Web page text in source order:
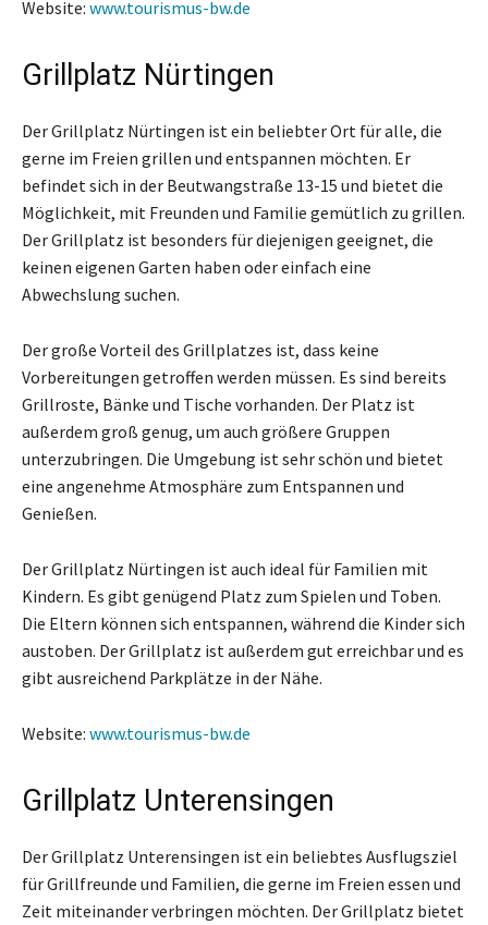
Website: www.tourismus-bw.de
Grillplatz Nürtingen
Der Grillplatz Nürtingen ist ein beliebter Ort für alle, die
gerne im Freien grillen und entspannen möchten. Er
befindet sich in der Beutwangstraße 13-15 und bietet die
Möglichkeit, mit Freunden und Familie gemütlich zu grillen.
Der Grillplatz ist besonders für diejenigen geeignet, die
keinen eigenen Garten haben oder einfach eine
Abwechslung suchen.
Der große Vorteil des Grillplatzes ist, dass keine
Vorbereitungen getroffen werden müssen. Es sind bereits
Grillroste, Bänke und Tische vorhanden. Der Platz ist
außerdem groß genug, um auch größere Gruppen
unterzubringen. Die Umgebung ist sehr schön und bietet
eine angenehme Atmosphäre zum Entspannen und
Genießen.
Der Grillplatz Nürtingen ist auch ideal für Familien mit
Kindern. Es gibt genügend Platz zum Spielen und Toben.
Die Eltern können sich entspannen, während die Kinder sich
austoben. Der Grillplatz ist außerdem gut erreichbar und es
gibt ausreichend Parkplätze in der Nähe.
Website: www.tourismus-bw.de
Grillplatz Unterensingen
Der Grillplatz Unterensingen ist ein beliebtes Ausflugsziel
für Grillfreunde und Familien, die gerne im Freien essen und
Zeit miteinander verbringen möchten. Der Grillplatz bietet